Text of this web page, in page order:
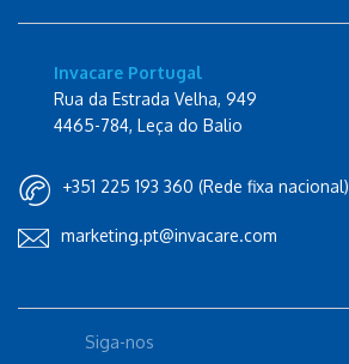
Invacare Portugal
Rua da Estrada Velha, 949
4465-784, Leça do Balio
+351 225 193 360 (Rede fixa nacional)
marketing.pt@invacare.com
Siga-nos